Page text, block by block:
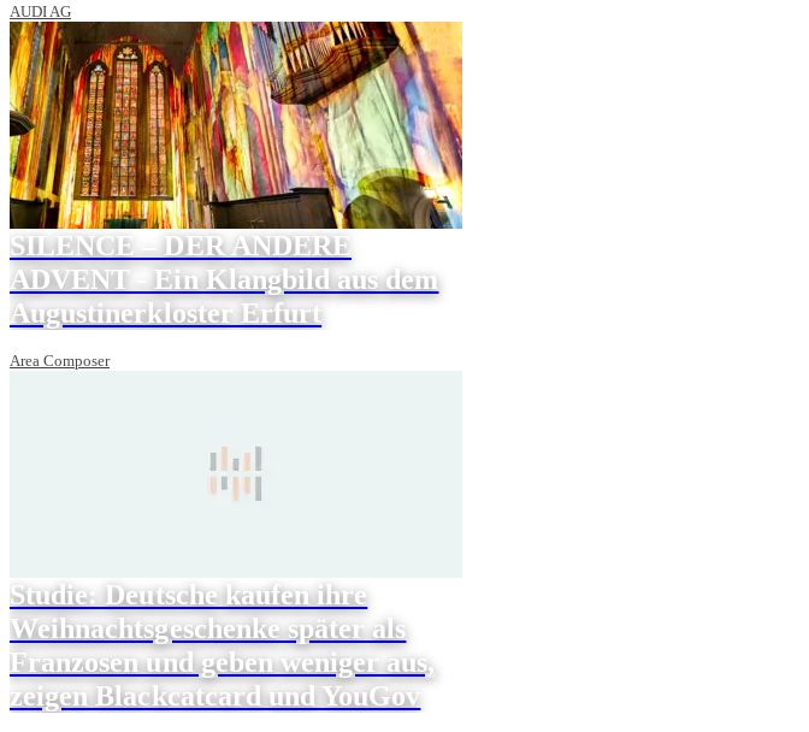
AUDI AG
SILENCE – DER ANDERE
ADVENT - Ein Klangbild aus dem
Augustinerkloster Erfurt
Area Composer
Studie: Deutsche kaufen ihre
Weihnachtsgeschenke später als
Franzosen und geben weniger aus,
zeigen Blackcatcard und YouGov